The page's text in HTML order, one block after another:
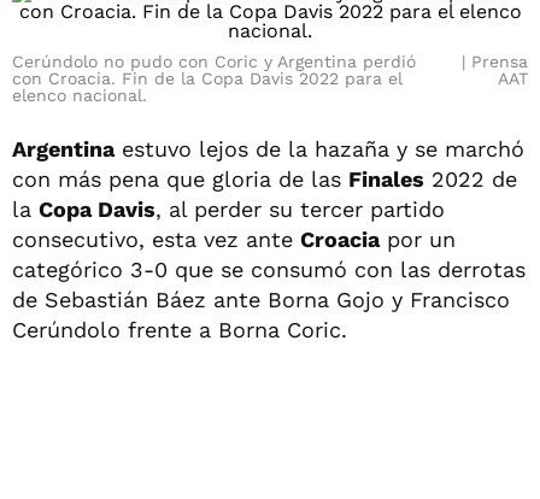
Cerúndolo no pudo con Coric y Argentina perdió
con Croacia. Fin de la Copa Davis 2022 para el
elenco nacional.
Prensa
AAT
Argentinaestuvo lejos de la hazaña y se marchó
con más pena que gloria de las Finales 2022 de
la Copa Davis, al perder su tercer partido
consecutivo, esta vez ante Croaciapor un
categórico 3-0 que se consumó con las derrotas
de Sebastián Báez ante Borna Gojo y Francisco
Cerúndolo frente a Borna Coric.